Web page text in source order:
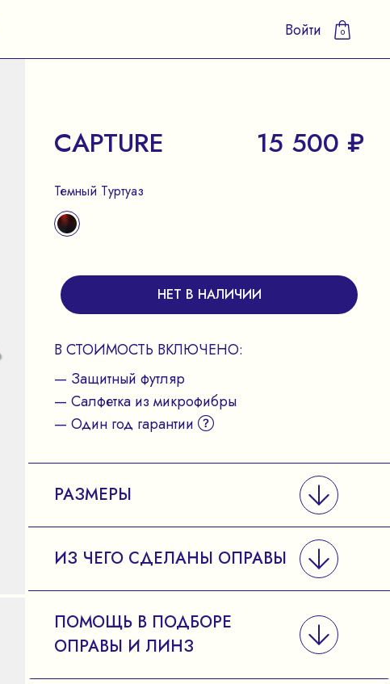
Войти 0
CAPTURE 15 500 ₽
Темный Туртуаз
НЕТ В НАЛИЧИИ
В СТОИМОСТЬ ВКЛЮЧЕНО:
— Защитный футляр
— Салфетка из микрофибры
— Один год гарантии
РАЗМЕРЫ
ИЗ ЧЕГО СДЕЛАНЫ ОПРАВЫ
ПОМОЩЬ В ПОДБОРЕ
ОПРАВЫ И ЛИНЗ